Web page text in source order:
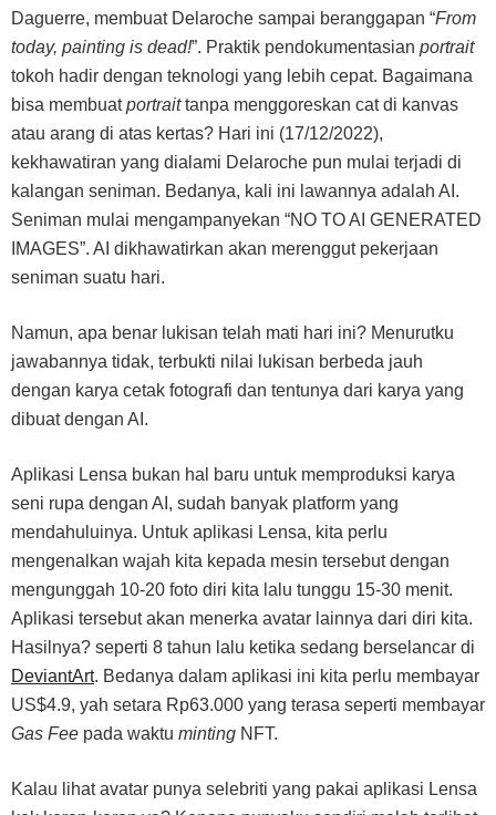
Daguerre, membuat Delaroche sampai beranggapan “From
today, painting is dead!”. Praktik pendokumentasian portrait
tokoh hadir dengan teknologi yang lebih cepat. Bagaimana
bisa membuatportraittanpa menggoreskan cat di kanvas
atau arang di atas kertas? Hari ini (17/12/2022),
kekhawatiran yang dialami Delaroche pun mulai terjadi di
kalangan seniman. Bedanya, kali ini lawannya adalah AI.
Seniman mulai mengampanyekan “NO TO AI GENERATED
IMAGES”. AI dikhawatirkan akan merenggut pekerjaan
seniman suatu hari.
Namun, apa benar lukisan telah mati hari ini? Menurutku
jawabannya tidak, terbukti nilai lukisan berbeda jauh
dengan karya cetak fotografi dan tentunya dari karya yang
dibuat dengan AI.
Aplikasi Lensa bukan hal baru untuk memproduksi karya
seni rupa dengan AI, sudah banyak platform yang
mendahuluinya. Untuk aplikasi Lensa, kita perlu
mengenalkan wajah kita kepada mesin tersebut dengan
mengunggah 10-20 foto diri kita lalu tunggu 15-30 menit.
Aplikasi tersebut akan menerka avatar lainnya dari diri kita.
Hasilnya? seperti 8 tahun lalu ketika sedang berselancar di
DeviantArt. Bedanya dalam aplikasi ini kita perlu membayar
US$4.9, yah setara Rp63.000 yang terasa seperti membayar
Gas Fee pada waktu minting NFT.
Kalau lihat avatar punya selebriti yang pakai aplikasi Lensa